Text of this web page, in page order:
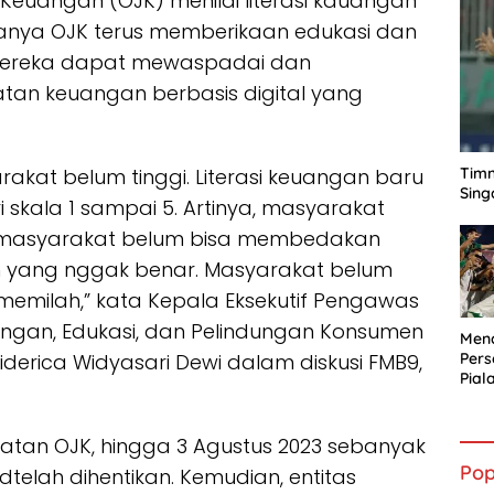
OJK terus memberikaan edukasi dan
dapat mewaspadai dan
keuangan berbasis digital yang
belum tinggi. Literasi keuangan baru
skala 1 sampai 5. Artinya, masyarakat
belum bisa membedakan
nggak benar. Masyarakat belum
kata Kepala Eksekutif Pengawas
Edukasi, dan Pelindungan Konsumen
Widyasari Dewi dalam diskusi FMB9,
OJK, hingga 3 Agustus 2023 sebanyak
dihentikan. Kemudian, entitas